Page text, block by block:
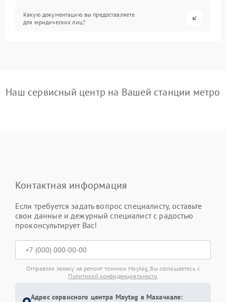
Какую документацию вы предоставляете
для юридических лиц?
Наш сервисный центр на Вашей станции метро
Контактная информация
Если требуется задать вопрос специалисту, оставьте
свои данные и дежурный специалист с радостью
проконсультирует Вас!
Отправляя заявку на ремонт техники Maytag, Вы соглашаетесь с
Политикой конфиденциальности
Адрес сервисного центра Maytag в Махачкале: